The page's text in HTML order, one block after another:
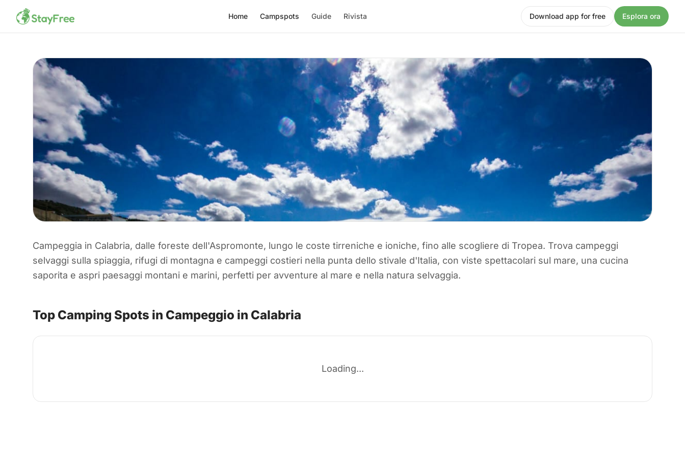
Home Campspots Guide Rivista Download app for free Esplora ora
Campeggia in Calabria, dalle foreste dell'Aspromonte, lungo le coste tirreniche e ioniche, fino alle scogliere di Tropea. Trova campeggi
selvaggi sulla spiaggia, rifugi di montagna e campeggi costieri nella punta dello stivale d'Italia, con viste spettacolari sul mare, una cucina
saporita e aspri paesaggi montani e marini, perfetti per avventure al mare e nella natura selvaggia.
Top Camping Spots in Campeggio in Calabria
Loading...